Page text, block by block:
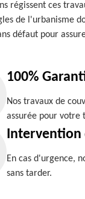
régissent ces
de l'urbanisme
défaut pour
100%
Nos travaux de
assurée pour votre
Intervention
En cas d'urgence,
sans tarder.